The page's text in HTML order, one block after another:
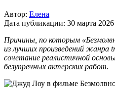
Автор: Елена
Дата публикации: 30 марта 2026
Причины, по которым
из лучших произведений жанра
сочетание реалистичной
безупречных актерских работ.